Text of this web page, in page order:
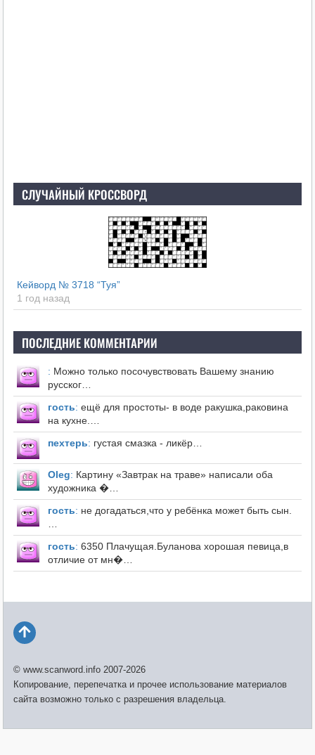
СЛУЧАЙНЫЙ КРОССВОРД
Кейворд № 3718 “Туя”
1 год назад
ПОСЛЕДНИЕ КОММЕНТАРИИ
: Можно только посочувствовать Вашему знанию
русског…
гость: ещё для простоты- в воде ракушка,раковина
на кухне.…
пехтерь: густая смазка - ликёр…
Оleg: Картину «Завтрак на траве» написали оба
художника �…
гость: не догадаться,что у ребёнка может быть сын.
…
гость: 6350 Плачущая.Буланова хорошая певица,в
отличие от мн�…
© www.scanword.info 2007-2026
Копирование, перепечатка и прочее использование материалов
сайта возможно только с разрешения владельца.